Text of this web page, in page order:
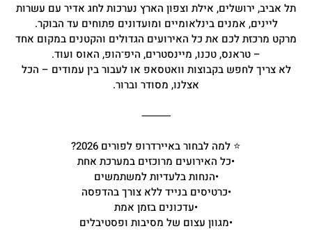
תל אביב, ירושלים, אילת וצפון הארץ נערכות לחג אדיר עם עשרות
ליינים, אמנים בינלאומיים ומועדונים פתוחים עד הבוקר.
מרקט מרכזת לכם את כל האירועים הגדולים והקטנים במקום אחד
– טראנס, טכנו, מיינסטרים, היפ־הופ, האוס ועוד.
לא צריך לחפש בקבוצות וואטסאפ או לעבור בין עמודים – הכל
אצלנו, מסודר וברור.
⸻
⭐ למה לבחור באיירדרופ לפורים 2026?
•כל האירועים מרוכזים במערכת אחת
•הנחות בלעדיות למשתמשים
•כרטיסים בנייד ללא צורך בהדפסה
•עדכונים בזמן אמת
•מגוון עצום של מסיבות ופסטיבלים